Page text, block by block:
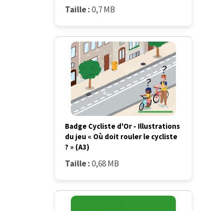
Taille :0,7 MB
Badge Cycliste d'Or - Illustrations
du jeu « Où doit rouler le cycliste
? » (A3)
Taille :0,68 MB